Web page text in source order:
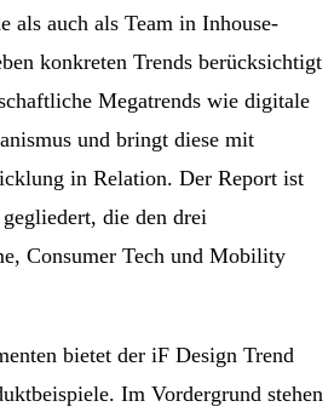
als auch als Team in Inhouse-
konkreten Trends berücksichtigt
Megatrends wie digitale
und bringt diese mit
in Relation. Der Report ist
die den drei
Consumer Tech und Mobility
bietet der iF Design Trend
Im Vordergrund stehen